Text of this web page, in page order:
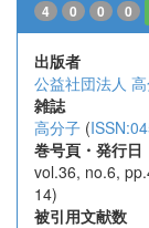
4 0 0 0
出版者
公益社団法人
雑誌
高分子 (
巻号頁・発行日
vol.36, no.6,
14)
被引用文献数